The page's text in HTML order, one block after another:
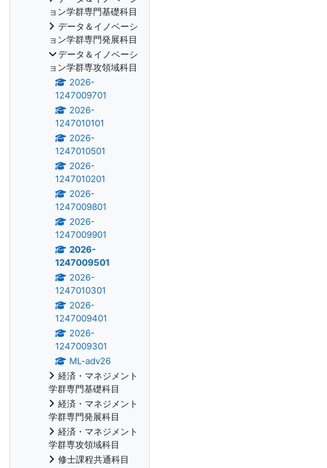
ョン学群専門基礎科目
データ＆イノベーシ
ョン学群専門発展科目
データ＆イノベーシ
ョン学群専攻領域科目
2026-
1247009701
2026-
1247010101
2026-
1247010501
2026-
1247010201
2026-
1247009801
2026-
1247009901
2026-
1247009501
2026-
1247010301
2026-
1247009401
2026-
1247009301
ML-adv26
経済・マネジメント
学群専門基礎科目
経済・マネジメント
学群専門発展科目
経済・マネジメント
学群専攻領域科目
修士課程共通科目